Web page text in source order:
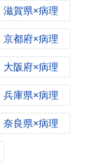
滋賀県×病理
京都府×病理
大阪府×病理
兵庫県×病理
奈良県×病理